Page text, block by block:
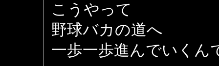
こうやって
野球バカの道へ
一歩一歩進んでいくん